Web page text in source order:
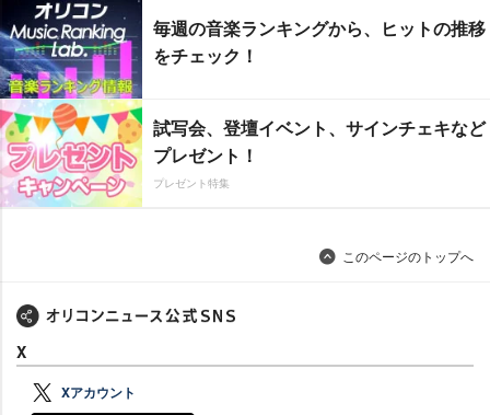
毎週の音楽ランキングから、ヒットの推移
をチェック！
試写会、登壇イベント、サインチェキなど
プレゼント！
プレゼント特集
このページのトップへ
X
Xアカウント